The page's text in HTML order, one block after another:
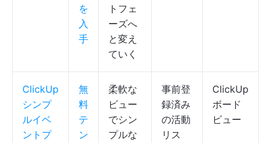
を
入
手
トフェ
ーズへ
と変え
ていく
ClickUp
シンプ
ルイベ
ントプ
無
料
テ
ン
柔軟な
ビュー
でシン
プルな
事前登
録済み
の活動
リス
ClickUp
ボード
ビュー